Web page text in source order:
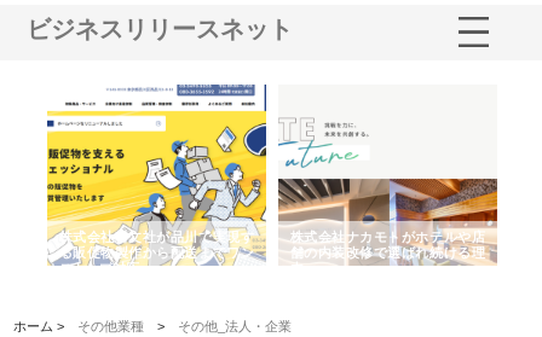
ビジネスリリースネット
株式会社耕文社が品川で実現す
る販促物製作から配送までワン
ストップ対応
株式会社ナカモトがホテルや店
舗の内装改修で選ばれ続ける理
由
ホーム > その他業種 > その他_法人・企業